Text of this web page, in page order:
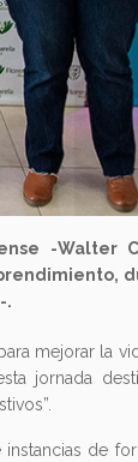
-Walter
.
mejorar la
jornada
de